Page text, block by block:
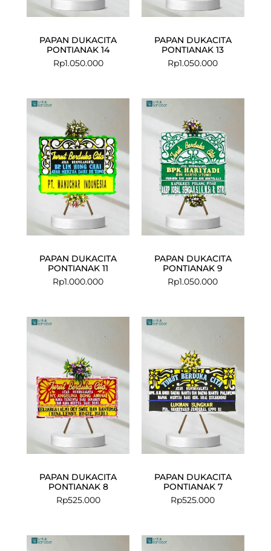
PAPAN DUKACITA
PONTIANAK 14
Rp1.050.000
PAPAN DUKACITA
PONTIANAK 13
Rp1.050.000
PAPAN DUKACITA
PONTIANAK 11
Rp1.000.000
PAPAN DUKACITA
PONTIANAK 9
Rp1.050.000
PAPAN DUKACITA
PONTIANAK 8
Rp525.000
PAPAN DUKACITA
PONTIANAK 7
Rp525.000